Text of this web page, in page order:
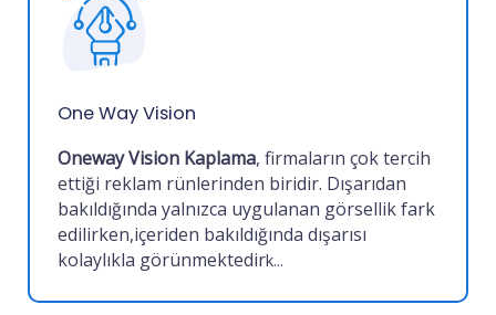
One Way Vision
Oneway Vision Kaplama, firmaların çok tercih
ettiği reklam rünlerinden biridir. Dışarıdan
bakıldığında yalnızca uygulanan görsellik fark
edilirken,içeriden bakıldığında dışarısı
kolaylıkla görünmektedirk...